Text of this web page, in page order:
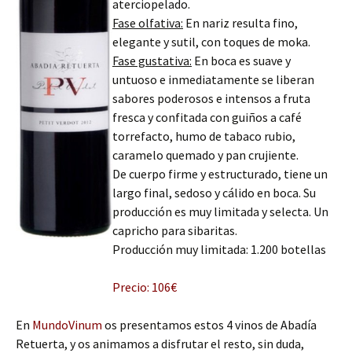
aterciopelado.
Fase olfativa: En nariz resulta fino,
elegante y sutil, con toques de moka.
Fase gustativa: En boca es suave y
untuoso e inmediatamente se liberan
sabores poderosos e intensos a fruta
fresca y confitada con guiños a café
torrefacto, humo de tabaco rubio,
caramelo quemado y pan crujiente.
De cuerpo firme y estructurado, tiene un
largo final, sedoso y cálido en boca. Su
producción es muy limitada y selecta. Un
capricho para sibaritas.
Producción muy limitada: 1.200 botellas
Precio: 106€
En MundoVinum os presentamos estos 4 vinos de Abadía
Retuerta, y os animamos a disfrutar el resto, sin duda,